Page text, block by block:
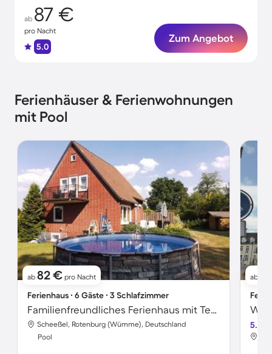
ab 87 €
pro Nacht
5.0
Zum Angebot
Ferienhäuser & Ferienwohnungen
mit Pool
ab 82 € pro Nacht
Ferienhaus ∙ 6 Gäste ∙ 3 Schlafzimmer
Familienfreundliches Ferienhaus mit Terrasse, Pool und Garten
Scheeßel, Rotenburg (Wümme), Deutschland
Pool
ab
5.0